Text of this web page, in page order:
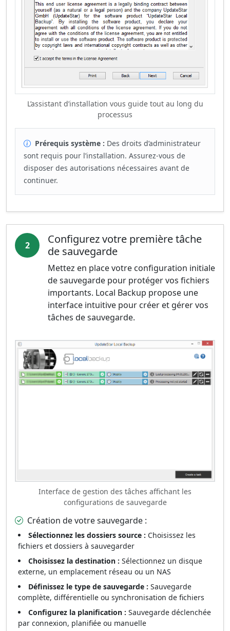
L’assistant d’installation vous guide tout au long du
processus
Prérequis système : Des droits d’administrateur
sont requis pour l’installation. Assurez‑vous de
disposer des autorisations nécessaires avant de
continuer.
2
Configurez votre première tâche
de sauvegarde
Mettez en place votre configuration initiale
de sauvegarde pour protéger vos fichiers
importants. Local Backup propose une
interface intuitive pour créer et gérer vos
tâches de sauvegarde.
Interface de gestion des tâches affichant les
configurations de sauvegarde
Création de votre sauvegarde :
Sélectionnez les dossiers source : Choisissez les
fichiers et dossiers à sauvegarder
Choisissez la destination : Sélectionnez un disque
externe, un emplacement réseau ou un NAS
Définissez le type de sauvegarde : Sauvegarde
complète, différentielle ou synchronisation de fichiers
Configurez la planification : Sauvegarde déclenchée
par connexion, planifiée ou manuelle